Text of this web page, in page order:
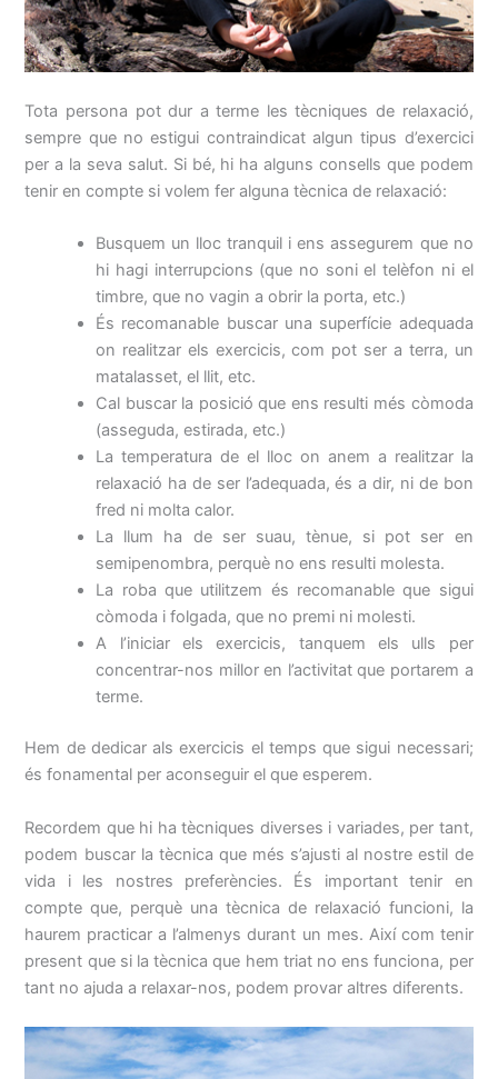
Tota persona pot dur a terme les tècniques de relaxació,
sempre que no estigui contraindicat algun tipus d’exercici
per a la seva salut. Si bé, hi ha alguns consells que podem
tenir en compte si volem fer alguna tècnica de relaxació:
Busquem un lloc tranquil i ens assegurem que no
hi hagi interrupcions (que no soni el telèfon ni el
timbre, que no vagin a obrir la porta, etc.)
És recomanable buscar una superfície adequada
on realitzar els exercicis, com pot ser a terra, un
matalasset, el llit, etc.
Cal buscar la posició que ens resulti més còmoda
(asseguda, estirada, etc.)
La temperatura de el lloc on anem a realitzar la
relaxació ha de ser l’adequada, és a dir, ni de bon
fred ni molta calor.
La llum ha de ser suau, tènue, si pot ser en
semipenombra, perquè no ens resulti molesta.
La roba que utilitzem és recomanable que sigui
còmoda i folgada, que no premi ni molesti.
A l’iniciar els exercicis, tanquem els ulls per
concentrar-nos millor en l’activitat que portarem a
terme.
Hem de dedicar als exercicis el temps que sigui necessari;
és fonamental per aconseguir el que esperem.
Recordem que hi ha tècniques diverses i variades, per tant,
podem buscar la tècnica que més s’ajusti al nostre estil de
vida i les nostres preferències. És important tenir en
compte que, perquè una tècnica de relaxació funcioni, la
haurem practicar a l’almenys durant un mes. Així com tenir
present que si la tècnica que hem triat no ens funciona, per
tant no ajuda a relaxar-nos, podem provar altres diferents.